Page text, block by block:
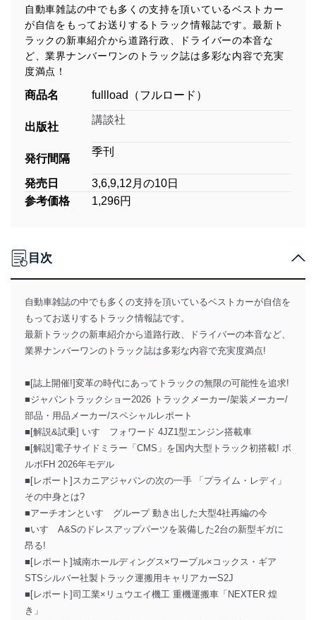
自動車雑誌の中でも多くの支持を頂いているベストカー
が自信をもってお送りするトラック情報誌です。最新ト
ラックの新車紹介から道路行政、ドライバーの本音な
ど、業界ナンバーワンのトラック誌は多彩な内容で充実
度満点！
商品名 fullload（フルロード）
出版社
講談社
発行間隔
季刊
発売日
3,6,9,12月の10日
参考価格
1,296円
目次
自動車雑誌の中でも多くの支持を頂いているベストカーが自信を
もってお送りするトラック情報誌です。
最新トラックの新車紹介から道路行政、ドライバーの本音など、
業界ナンバーワンのトラック誌は多彩な内容で充実度満点!
■[誌上開催!]変革の時代にあってトラックの無限の可能性を追求!
■ジャパントラックショー2026 トラックメーカー/架装メーカー/
部品・用品メーカー/スペシャルレポート
■[解説&試乗] いすゞフォワード 4JZ1型エンジン搭載車
■[解説]電子サイドミラー「CMS」を国内大型トラック初搭載! ボ
ルボFH 2026年モデル
■[レポート]スカニアジャパンの次の一手 「プライム・レディ」
その中身とは?
■アーチオンといすゞグループ 動き出した大型4社再編の今
■いすゞA&Sのドレスアップパーツを装備した2台の新型ギガに
昂る!
■[レポート]城南ホールディングス×ワープル×コックス・ギア
STSシルバー社製トラック運搬用キャリアカーS2J
■[レポート]司工業×リュウエイ機工 重機運搬車「NEXTER 煌
き」